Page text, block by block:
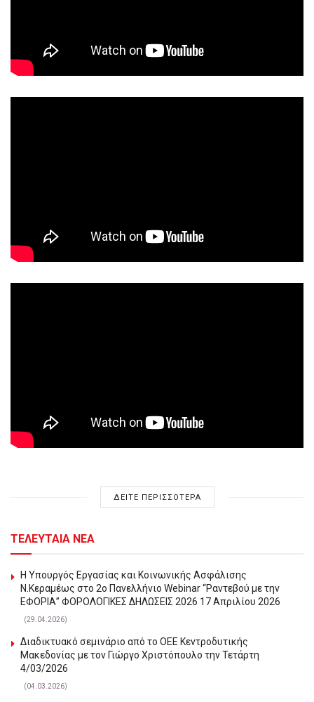
ΔΕΙΤΕ ΠΕΡΙΣΣΟΤΕΡΑ
ΤΕΛΕΥΤΑΙΑ ΝΕΑ
Η Υπουργός Εργασίας και Κοινωνικής Ασφάλισης
Ν.Κεραμέως στο 2o Πανελλήνιο Webinar “Ραντεβού με την
ΕΦΟΡΙΑ” ΦΟΡΟΛΟΓΙΚΕΣ ΔΗΛΩΣΕΙΣ 2026 17 Απριλίου 2026
(29.04.2026)
Διαδικτυακό σεμινάριο από το ΟΕΕ Κεντροδυτικής
Μακεδονίας με τον Γιώργο Χριστόπουλο την Τετάρτη
4/03/2026
(04.03.2026)